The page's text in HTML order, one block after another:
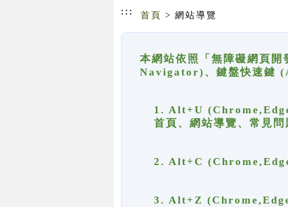
::: 首頁 > 網站導覽
本網站依照「無障礙網頁
Navigator)、鍵盤快速鍵
1. Alt+U
首頁、網站導覽、常見問
2. Alt+C
3. Alt+Z